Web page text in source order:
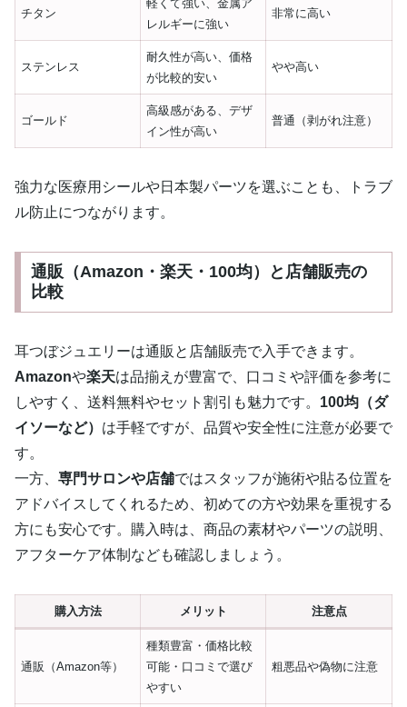
チタン
軽くて強い、金属ア
レルギーに強い
非常に高い
ステンレス
耐久性が高い、価格
が比較的安い
やや高い
ゴールド
高級感がある、デザ
イン性が高い
普通（剥がれ注意）
強力な医療用シールや日本製パーツを選ぶことも、トラブ
ル防止につながります。
通販（Amazon・楽天・100均）と店舗販売の
比較
耳つぼジュエリーは通販と店舗販売で入手できます。
Amazonや楽天は品揃えが豊富で、口コミや評価を参考に
しやすく、送料無料やセット割引も魅力です。 100均（ダ
イソーなど） は手軽ですが、品質や安全性に注意が必要で
す。
一方、 専門サロンや店舗ではスタッフが施術や貼る位置を
アドバイスしてくれるため、初めての方や効果を重視する
方にも安心です。購入時は、商品の素材やパーツの説明、
アフターケア体制なども確認しましょう。
購入方法 メリット 注意点
通販（Amazon等）
種類豊富・価格比較
可能・口コミで選び
やすい
粗悪品や偽物に注意